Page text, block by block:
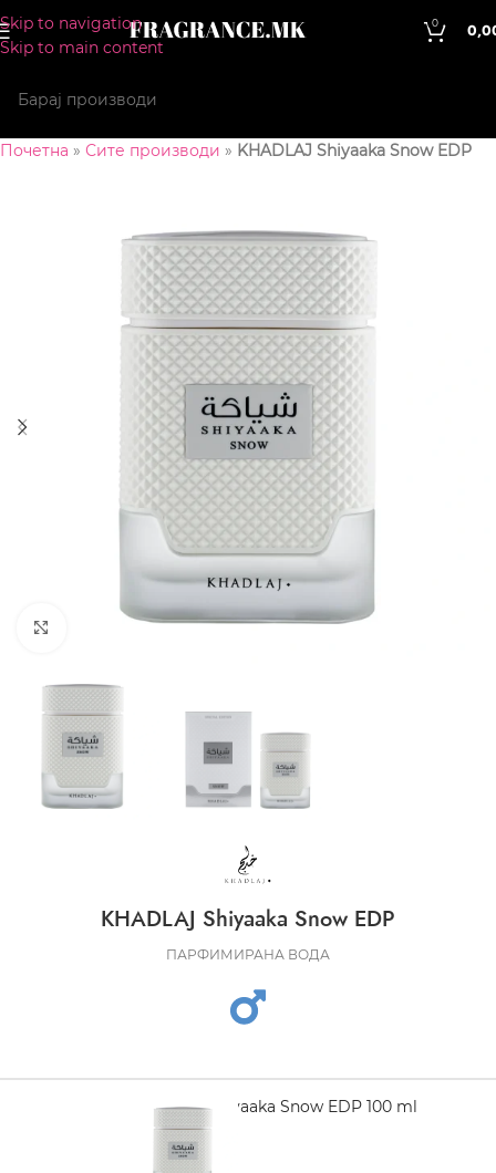
Skip to navigation
Skip to main content
0
Почетна » Сите производи » KHADLAJ Shiyaaka Snow EDP
CLICK TO ENLARGE
KHADLAJ Shiyaaka Snow EDP
ПАРФИМИРАНА ВОДА
KHADLAJ Shiyaaka Snow EDP 100 ml
2.740,00